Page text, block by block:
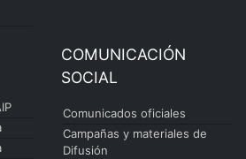
COMUNICACIÓN
SOCIAL
Comunicados oficiales
Campañas y materiales de
Difusión